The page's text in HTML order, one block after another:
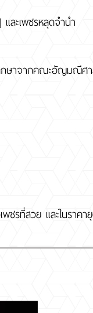
ละเพชรหลุดจำนำ
กษาจากคณะอัญมณีศ
ชรที่สวย และในราคา